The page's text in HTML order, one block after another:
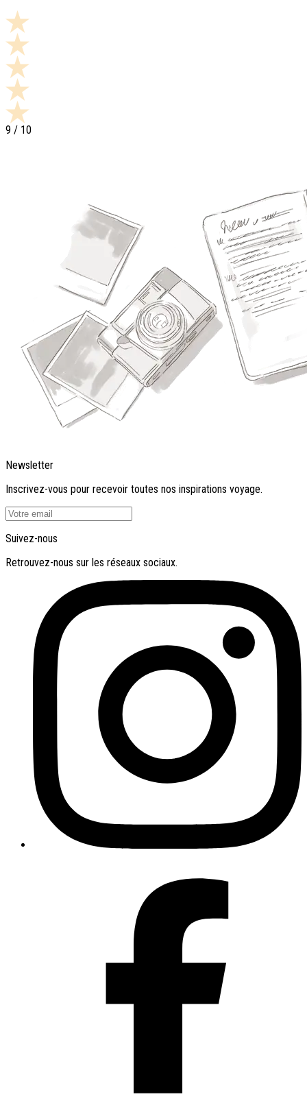
9 / 10
Newsletter
Inscrivez-vous pour recevoir toutes nos inspirations voyage.
Suivez-nous
Retrouvez-nous sur les réseaux sociaux.